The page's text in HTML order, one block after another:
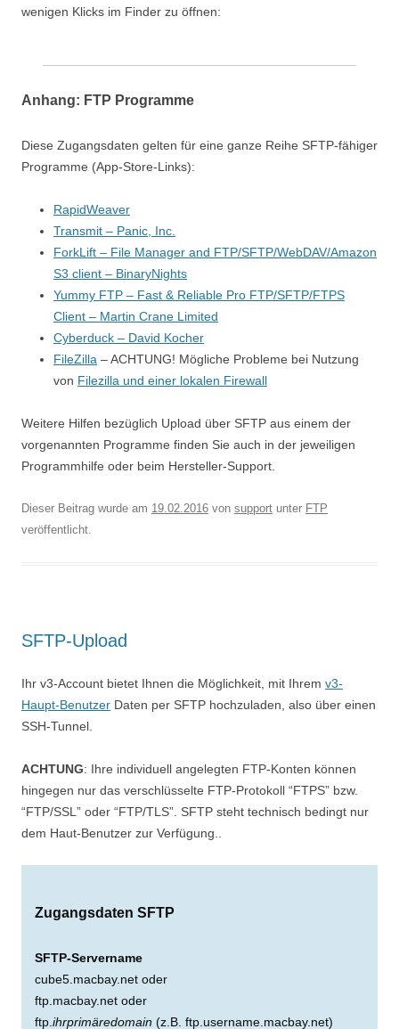
wenigen Klicks im Finder zu öffnen:
Anhang: FTP Programme
Diese Zugangsdaten gelten für eine ganze Reihe SFTP-fähiger
Programme (App-Store-Links):
RapidWeaver
Transmit – Panic, Inc.
ForkLift – File Manager and FTP/SFTP/WebDAV/Amazon
S3 client – BinaryNights
Yummy FTP – Fast & Reliable Pro FTP/SFTP/FTPS
Client – Martin Crane Limited
Cyberduck – David Kocher
FileZilla – ACHTUNG! Mögliche Probleme bei Nutzung
von Filezilla und einer lokalen Firewall
Weitere Hilfen bezüglich Upload über SFTP aus einem der
vorgenannten Programme finden Sie auch in der jeweiligen
Programmhilfe oder beim Hersteller-Support.
Dieser Beitrag wurde am 19.02.2016 von support unter FTP
veröffentlicht.
SFTP-Upload
Ihr v3-Account bietet Ihnen die Möglichkeit, mit Ihrem v3-
Haupt-Benutzer Daten per SFTP hochzuladen, also über einen
SSH-Tunnel.
ACHTUNG: Ihre individuell angelegten FTP-Konten können
hingegen nur das verschlüsselte FTP-Protokoll “FTPS” bzw.
“FTP/SSL” oder “FTP/TLS”. SFTP steht technisch bedingt nur
dem Haut-Benutzer zur Verfügung..
Zugangsdaten SFTP
SFTP-Servername
cube5.macbay.net oder
ftp.macbay.net oder
ftp. ihrprimäredomain (z.B. ftp.username.macbay.net)